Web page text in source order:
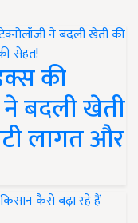
की
बदली खेती
लागत और